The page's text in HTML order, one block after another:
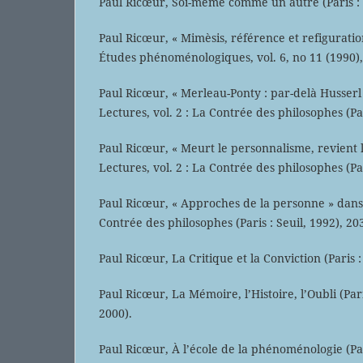
Paul Ricœur, « Mimèsis, référence et
Études phénoménologiques, vol. 6, no 11
Paul Ricœur, « Merleau-Ponty : par-delà
Lectures, vol. 2 : La Contrée des philosophes
Paul Ricœur, « Meurt le personnalisme, revient
Lectures, vol. 2 : La Contrée des philosophes
Paul Ricœur, « Approches de la personne »
Contrée des philosophes (Paris : Seuil, 1992),
Paul Ricœur, La Critique et la Conviction (Paris
Paul Ricœur, La Mémoire, l’Histoire, l’Oubli
2000).
Paul Ricœur, À l’école de la phénoménologie